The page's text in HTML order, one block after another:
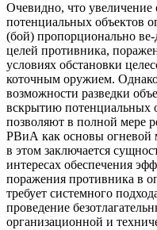
Очевидно, что
потенциальных объектов
(бой) пропорционально
целей противника,
условиях обстановки
коточным оружием.
возможности разведки
вскрытию потенциальных
позволяют в полной мере
РВиА как основы
в этом заключается
интересах обеспечения
поражения противника в
требует системного
проведение
организационной и